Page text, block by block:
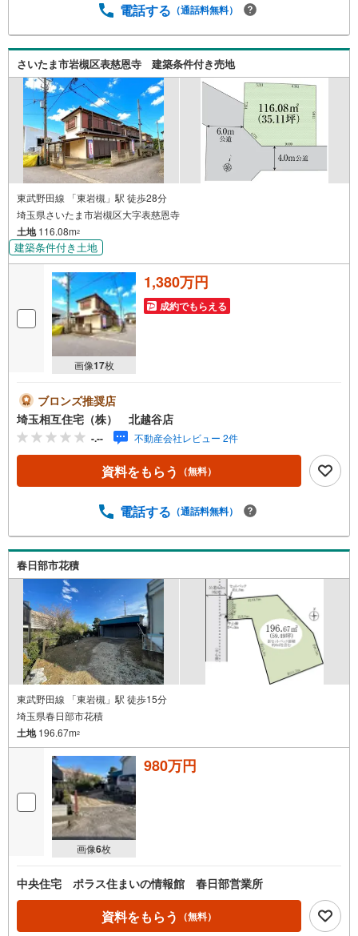
電話する （通話料無料）
さいたま市岩槻区表慈恩寺 建築条件付き売地
東武野田線 「東岩槻」駅 徒歩28分
埼玉県さいたま市岩槻区大字表慈恩寺
土地116.08m2
建築条件付き土地
画像17枚
1,380万円
成約でもらえる
ブロンズ推奨店
埼玉相互住宅（株） 北越谷店
-.-- 不動産会社レビュー 2件
資料をもらう （無料）
電話する （通話料無料）
春日部市花積
東武野田線 「東岩槻」駅 徒歩15分
埼玉県春日部市花積
土地196.67m2
画像6枚
980万円
中央住宅 ポラス住まいの情報館 春日部営業所
資料をもらう （無料）